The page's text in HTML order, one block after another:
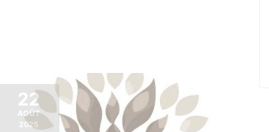
22
AOÛT
2025